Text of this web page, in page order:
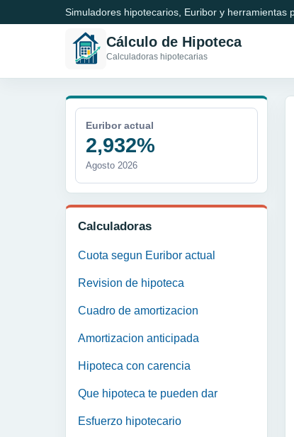
Simuladores hipotecarios, Euribor y herramientas
Cálculo de Hipoteca
Calculadoras hipotecarias
Euribor actual
2,932%
Agosto 2026
Calculadoras
Cuota segun Euribor actual
Revision de hipoteca
Cuadro de amortizacion
Amortizacion anticipada
Hipoteca con carencia
Que hipoteca te pueden dar
Esfuerzo hipotecario